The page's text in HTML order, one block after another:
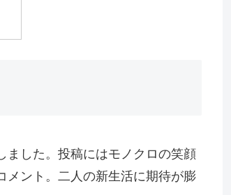
ました。投稿にはモノクロの笑顔
メント。二人の新生活に期待が膨